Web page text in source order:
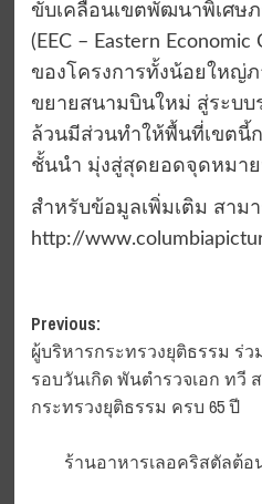
ขับเคลื่อนเขตพัฒนาพิเศษ
(EEC – Eastern
ของโครงการทั้งน้อยใหญ่
ขยายสนามบินใหม่ สู่ระบบ
ล้วนมีส่วนทำให้พื้นที่เขตนี้
ชั้นนำ มุ่งสู่สุดยอดจุดหมา
สำหรับข้อมูลเพิ่มเติม สาม
http://
Post
navigation
Previous:
ผู้บริหารกระทรวงยุติธรรม ร่
รอบวันเกิด พันตำรวจเอก ทวี
กระทรวงยุติธรรม ครบ 65 ปี
ร้านอาหารเลอคริสตัลต้